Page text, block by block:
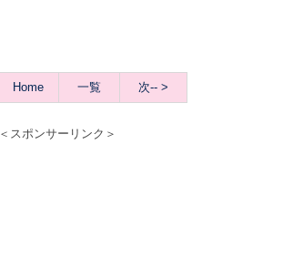
Home 一覧 次-- >
＜スポンサーリンク＞